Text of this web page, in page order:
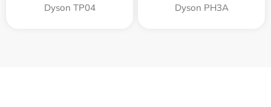
Dyson TP04 Dyson PH3A